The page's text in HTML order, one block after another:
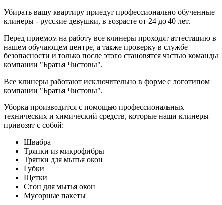
Убирать вашу квартиру приедут профессионально обученные
клинеры - русские девушки, в возрасте от 24 до 40 лет.
Перед приемом на работу все клинеры проходят аттестацию в
нашем обучающем центре, а также проверку в службе
безопасности и только после этого становятся частью команды
компании "Братья Чистовы".
Все клинеры работают исключительно в форме с логотипом
компании "Братья Чистовы".
Уборка производится с помощью профессиональных
технических и химический средств, которые наши клинеры
привозят с собой:
Швабра
Тряпки из микрофибры
Тряпки для мытья окон
Губки
Щетки
Сгон для мытья окон
Мусорные пакеты